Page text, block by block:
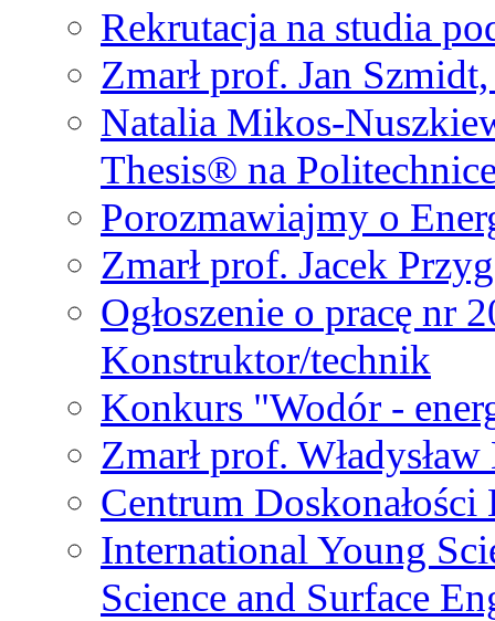
Rekrutacja na studia
Zmarł prof. Jan
Natalia Mikos-
Thesis® na
Porozmawiajmy o
Zmarł prof. Jacek
Ogłoszenie o pracę nr
Konstruktor/technik
Konkurs "Wodór -
Zmarł prof.
Centrum
International Young
Science and Surface